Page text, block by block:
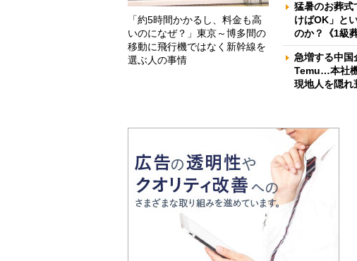
「約5時間かかるし、料金も高
いのになぜ？」東京～博多間の
移動に飛行機ではなく新幹線を
選ぶ人の事情
猛暑のお葬
けばOK」と
のか？《1級
急増する中
Temu…本社
現地人を隠れ